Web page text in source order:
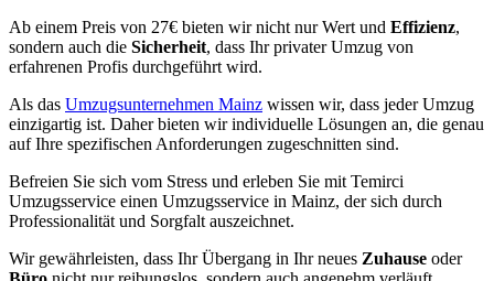
Ab einem Preis von 27€ bieten wir nicht nur Wert und Effizienz,
sondern auch die Sicherheit, dass Ihr privater Umzug von
erfahrenen Profis durchgeführt wird.
Als das Umzugsunternehmen Mainz wissen wir, dass jeder Umzug
einzigartig ist. Daher bieten wir individuelle Lösungen an, die genau
auf Ihre spezifischen Anforderungen zugeschnitten sind.
Befreien Sie sich vom Stress und erleben Sie mit Temirci
Umzugsservice einen Umzugsservice in Mainz, der sich durch
Professionalität und Sorgfalt auszeichnet.
Wir gewährleisten, dass Ihr Übergang in Ihr neues Zuhause oder